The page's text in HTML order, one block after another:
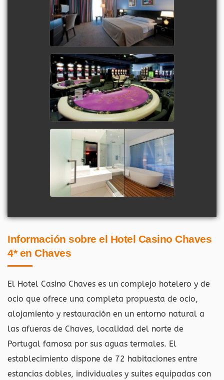
Información sobre el Hotel Casino Chaves
4* en Chaves
El Hotel Casino Chaves es un complejo hotelero y de
ocio que ofrece una completa propuesta de ocio,
alojamiento y restauración en un entorno natural a
las afueras de Chaves, localidad del norte de
Portugal famosa por sus aguas termales. El
establecimiento dispone de 72 habitaciones entre
estancias dobles, individuales y suites equipadas con